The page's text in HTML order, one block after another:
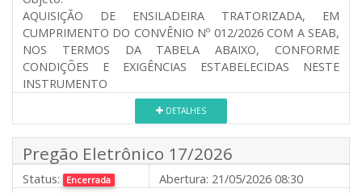
AQUISIÇÃO DE ENSILADEIRA TRATORIZADA, EM
CUMPRIMENTO DO CONVÊNIO Nº 012/2026 COM A SEAB,
NOS TERMOS DA TABELA ABAIXO, CONFORME
CONDIÇÕES E EXIGÊNCIAS ESTABELECIDAS NESTE
INSTRUMENTO
DETALHES
Pregão Eletrônico 17/2026
Status: Encerrada Abertura: 21/05/2026 08:30